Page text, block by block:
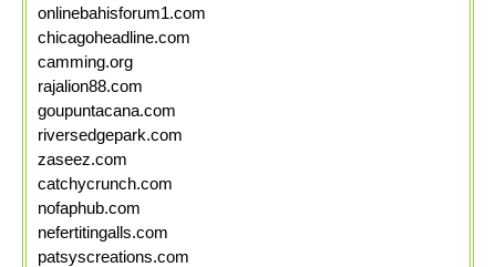
onlinebahisforum1.com
chicagoheadline.com
camming.org
rajalion88.com
goupuntacana.com
riversedgepark.com
zaseez.com
catchycrunch.com
nofaphub.com
nefertitingalls.com
patsyscreations.com